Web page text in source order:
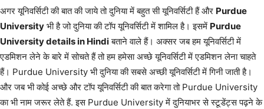
अगर यूनिवर्सिटी की बात की जाये तो दुनिया में बहुत सी यूनिवर्सिटी हैं और Purdue
University भी है जो दुनिया की टॉप यूनिवर्सिटी में शामिल है। इसमें Purdue
University details in Hindiबताने वाले हैं। अक्सर जब हम यूनिवर्सिटी में
एडमिशन लेने के बारे में सोचते हैं तो हम हमेसा अच्छे यूनिवर्सिटी में एडमिशन लेना चाहते
हैं। Purdue University भी दुनिया की सबसे अच्छी यूनिवर्सिटी में गिनी जाती है।
और जब भी कोई अच्छे और टॉप यूनिवर्सिटी की बात करेगा तो Purdue University
का भी नाम जरूर लेते हैं. इस Purdue University में दुनियाभर से स्टूडेंट्स पढ़ने के